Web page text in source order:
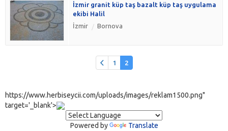
İzmir granit küp taş bazalt küp taş uygulama
ekibi Halil
İzmir
Bornova
1 2
https://www.herbiseycii.com/uploads/images/reklam1500.png"
target='_blank'>
Powered by Translate